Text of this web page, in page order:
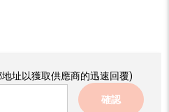
址以獲取供應商的迅速回覆)
確認